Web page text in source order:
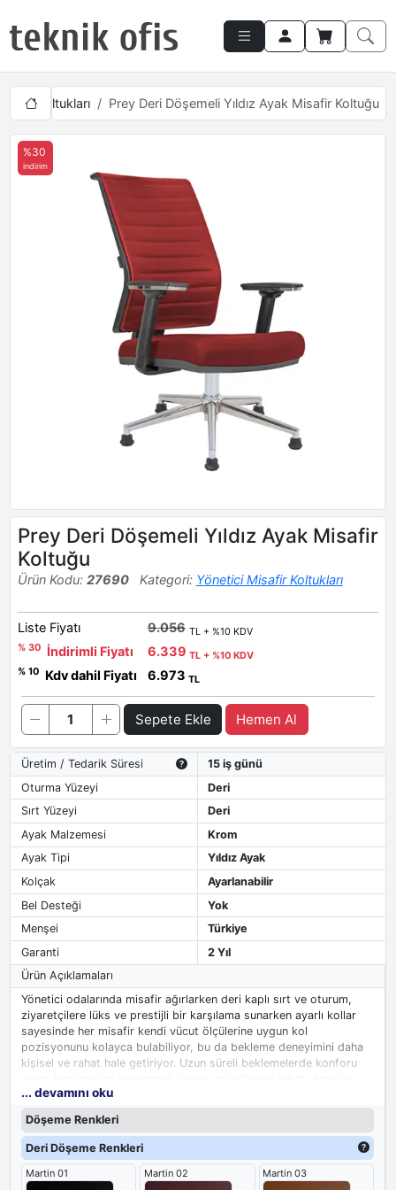
Koltukları Prey Deri Döşemeli Yıldız Ayak Misafir Koltuğu
%30
indirim
Prey Deri Döşemeli Yıldız Ayak Misafir
Koltuğu
Ürün Kodu: 27690 Kategori: Yönetici Misafir Koltukları
Liste Fiyatı 9.056 TL + %10 KDV
% 30
İndirimli Fiyatı 6.339 TL + %10 KDV
% 10
Kdv dahil Fiyatı 6.973 TL
Sepete Ekle Hemen Al
Üretim / Tedarik Süresi
15 iş günü
Oturma Yüzeyi
Deri
Sırt Yüzeyi
Deri
Ayak Malzemesi
Krom
Ayak Tipi
Yıldız Ayak
Kolçak
Ayarlanabilir
Bel Desteği
Yok
Menşei
Türkiye
Garanti
2 Yıl
Ürün Açıklamaları
Yönetici odalarında misafir ağırlarken deri kaplı sırt ve oturum,
ziyaretçilere lüks ve prestijli bir karşılama sunarken ayarlı kollar
sayesinde her misafir kendi vücut ölçülerine uygun kol
pozisyonunu kolayca bulabiliyor, bu da bekleme deneyimini daha
kişisel ve rahat hale getiriyor. Uzun süreli beklemelerde konforu
sağlarken derinin sofistike dokusu makam odasında sıradan
misafir koltuklarından farklı bir atmosfer yaratıyor. Yönetici
odanızda ağırlanan ziyaretçilere hem şık hem de düşünceli bir
bekleme deneyimi sunan bu
, ofis prestijini
tamamlayan güvenilir bir tamamlayıcı olarak öne çıkıyor.
... devamını oku
Döşeme Renkleri
Deri Döşeme Renkleri
Martin 01 Martin 02 Martin 03